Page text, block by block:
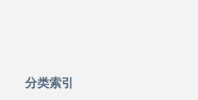
分类索引